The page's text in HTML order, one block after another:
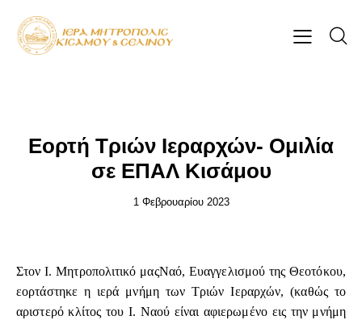
Εορτή Τριών Ιεραρχών- Ομιλία
σε ΕΠΑΛ Κισάμου
1 Φεβρουαρίου 2023
Στον Ι. Μητροπολιτικό μαςΝαό, Ευαγγελισμού της Θεοτόκου,
εορτάστηκε η ιερά μνήμη των Τριών Ιεραρχών, (καθώς το
αριστερό κλίτος του Ι. Ναού είναι αφιερωμένο εις την μνήμη